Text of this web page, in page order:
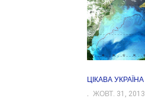
ЦІКАВА УКРАЇНА
ЖОВТ. 31, 2013